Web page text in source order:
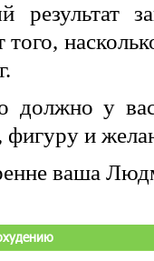
результат
того,
должно у
и
ваша